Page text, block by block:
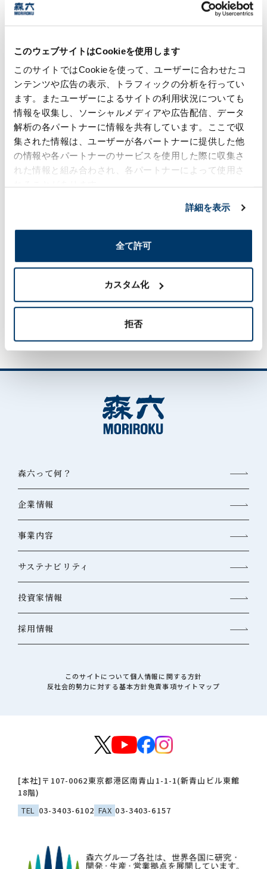
このウェブサイトはCookieを使用します
このサイトではCookieを使って、ユーザーに合わせたコ
ンテンツや広告の表示、トラフィックの分析を行ってい
ます。またユーザーによるサイトの利用状況についても
情報を収集し、ソーシャルメディアや広告配信、データ
解析の各パートナーに情報を共有しています。ここで収
集された情報は、ユーザーが各パートナーに提供した他
の情報や各パートナーのサービスを使用した際に収集さ
れた情報と組み合わされ、各パートナーによって使用さ
詳細を表示
全て許可
カスタム化
拒否
期）
第13次中期経営計画（2023年３月期～2025年３月
期）
第12次中期経営計画（2020年３月期～2022年３月
期）
トップメッセージ
森六グループ サステナビリティ方針・サステナビリテ
ィ重要課題（マテリアリティ）・主要KPI
[本社] 〒107-0062東京都港区南青山1-1-1(新青山ビル東館
18階)
TEL
03-3403-6102 FAX 03-3403-6157
森六って何？
企業情報
事業内容
サステナビリティ
投資家情報
採用情報
このサイトについて個人情報に関する方針
反社会的勢力に対する基本方針免責事項サイトマップ